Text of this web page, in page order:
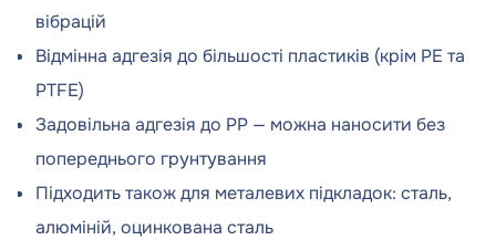
вібрацій
Відмінна адгезія до більшості пластиків (крім PE та
PTFE)
Задовільна адгезія до PP — можна наносити без
попереднього грунтування
Підходить також для металевих підкладок: сталь,
алюміній, оцинкована сталь